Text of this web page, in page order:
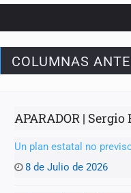
COLUMNAS
APARADOR |
Un plan estatal no
8 de Julio de 2026